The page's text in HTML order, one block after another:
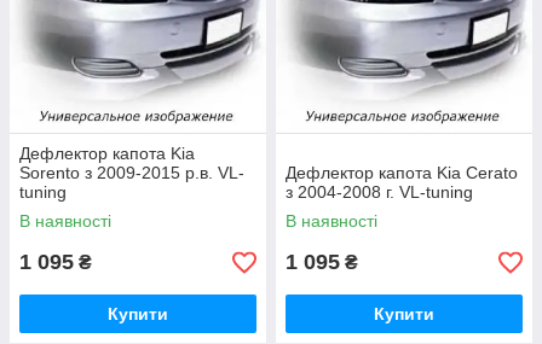
Дефлектор капота Kia
Sorento з 2009-2015 р.в. VL-
tuning
В наявності
1 095 ₴
Купити
Дефлектор капота Kia Cerato
з 2004-2008 г. VL-tuning
В наявності
1 095 ₴
Купити